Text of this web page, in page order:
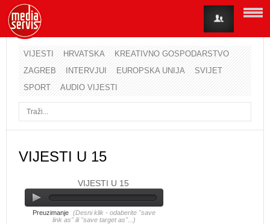
VIJESTI HRVATSKA
KREATIVNO GOSPODARSTVO
ZAGREB
INTERVJUI EUROPSKA UNIJA
SVIJET
SPORT
AUDIO VIJESTI
VIJESTI U 15
VIJESTI U 15
Preuzimanje (Desni klik - odaberite "save
link as" ili "save target as"...)
Korisničko ime
Lozinka
Zaboravili ste lozinku?